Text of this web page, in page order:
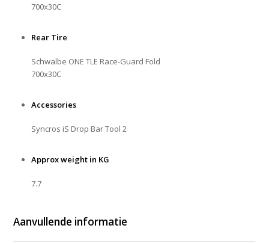
700x30C
Rear Tire
Schwalbe ONE TLE Race-Guard Fold
700x30C
Accessories
Syncros iS Drop Bar Tool 2
Approx weight in KG
7.7
Aanvullende informatie